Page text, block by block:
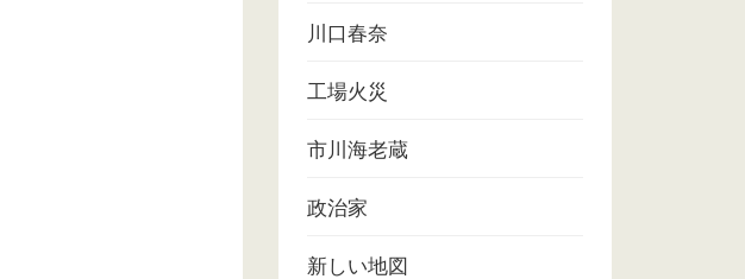
川口春奈
工場火災
市川海老蔵
政治家
新しい地図